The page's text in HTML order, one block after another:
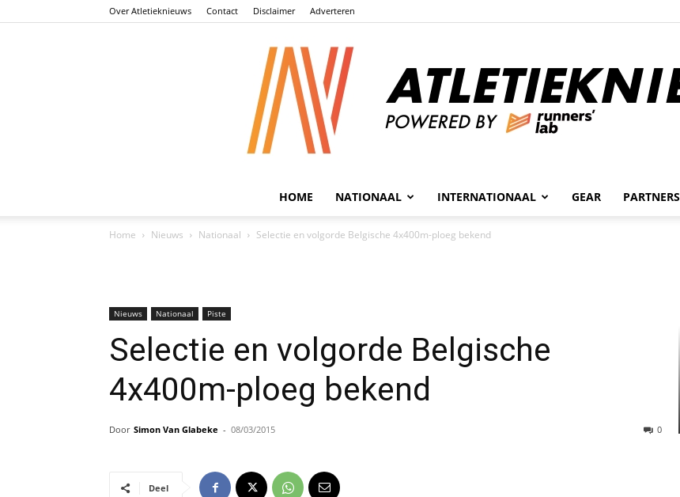
Over Atletieknieuws Contact Disclaimer Adverteren
HOME NATIONAAL INTERNATIONAAL GEAR PARTNERS
Home Nieuws Nationaal Selectie en volgorde Belgische 4x400m-ploeg bekend
Nieuws Nationaal Piste
Selectie en volgorde Belgische
4x400m-ploeg bekend
Door Simon Van Glabeke - 08/03/2015 0
Deel